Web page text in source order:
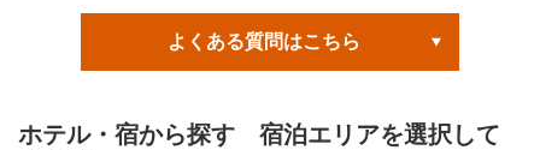
よくある質問はこちら
ホテル・宿から探す 宿泊エリアを選択して